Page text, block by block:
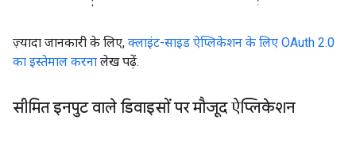
ज़्यादा जानकारी के लिए, क्लाइंट-साइड ऐप्लिकेशन के लिए OAuth 2.0
का इस्तेमाल करना लेख पढ़ें.
सीमित इनपुट वाले डिवाइसों पर मौजूद ऐप्लिकेशन